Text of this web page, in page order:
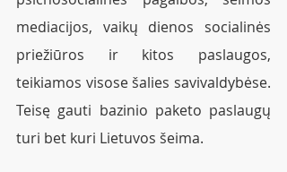
mediacijos, vaikų dienos socialinės
priežiūros ir kitos paslaugos,
teikiamos visose šalies savivaldybėse.
Teisę gauti bazinio paketo paslaugų
turi bet kuri Lietuvos šeima.